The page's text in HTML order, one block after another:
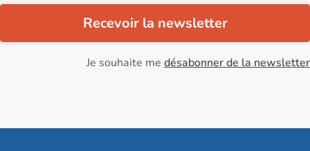
Recevoir la newsletter
Je souhaite me désabonner de la newsletter